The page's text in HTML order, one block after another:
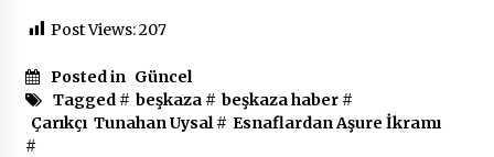
2 yıl ago
Olmamalı”
2 yıl ago
Post Views:207
Posted in Güncel
Tagged # beşkaza# beşkaza haber#
Çarıkçı Tunahan Uysal# Esnaflardan Aşure İkramı
#